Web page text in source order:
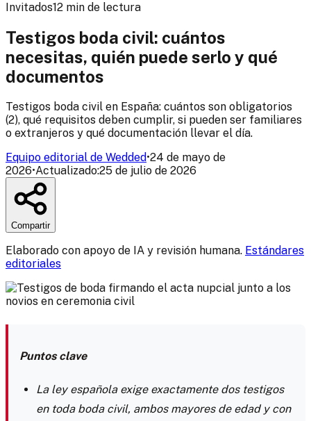
Invitados12 min de lectura
Testigos boda civil: cuántos
necesitas, quién puede serlo y qué
documentos
Testigos boda civil en España: cuántos son obligatorios
(2), qué requisitos deben cumplir, si pueden ser familiares
o extranjeros y qué documentación llevar el día.
Equipo editorial de Wedded•24 de mayo de
2026•Actualizado:25 de julio de 2026
Compartir
Elaborado con apoyo de IA y revisión humana. Estándares
editoriales
Puntos clave
La ley española exige exactamente dos testigos
en toda boda civil, ambos mayores de edad y con